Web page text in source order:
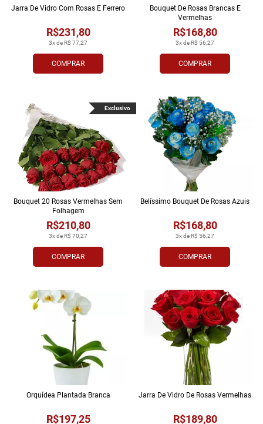
COMPRAR
3x de R$ 77,27
R$231,80
Jarra De Vidro Com Rosas E Ferrero
COMPRAR
3x de R$ 56,27
R$168,80
Bouquet De Rosas Brancas E
Vermelhas
COMPRAR
3x de R$ 70,27
R$210,80
Bouquet 20 Rosas Vermelhas Sem
Folhagem
Exclusivo
COMPRAR
3x de R$ 56,27
R$168,80
Belíssimo Bouquet De Rosas Azuis
R$197,25
Orquídea Plantada Branca
R$189,80
Jarra De Vidro De Rosas Vermelhas